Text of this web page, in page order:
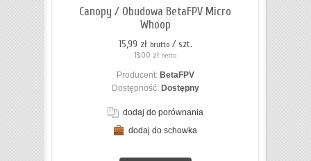
Canopy / Obudowa BetaFPV Micro
Whoop
15,99 zł brutto / szt.
13,00 zł netto
Producent: BetaFPV
Dostępność: Dostępny
dodaj do porównania
dodaj do schowka